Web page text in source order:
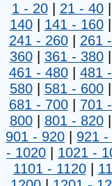
1 - 20| 21 - 40
140| 141 - 160
241 - 260| 261
360| 361 - 380
461 - 480| 481
580| 581 - 600
681 - 700| 701
800| 801 - 820
901 - 920
921 -
- 1020
1021 -
1101 - 1120|